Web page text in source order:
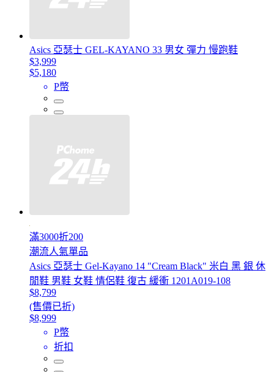
Asics 亞瑟士 GEL-KAYANO 33 男女 彈力 慢跑鞋
$3,999
$5,180
P幣
滿3000折200
潮流人氣單品
Asics 亞瑟士 Gel-Kayano 14 "Cream Black" 米白 黑 銀 休
閒鞋 男鞋 女鞋 情侶鞋 復古 緩衝 1201A019-108
$8,799
(售價已折)
$8,999
P幣
折扣